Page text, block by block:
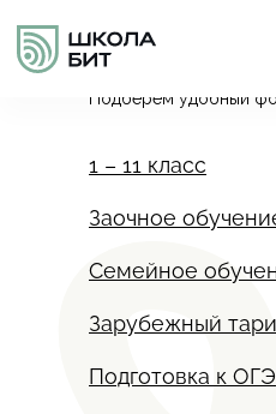
Подберем удобный
Программы
Подготовка к ОГЭ
Семейное
Заочное
1 – 11 класс
Зарубежный